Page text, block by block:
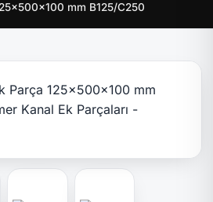
mm B125/C250